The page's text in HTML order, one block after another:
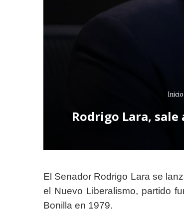
Inicio
Rodrigo Lara,
El Senador Rodrigo Lara se
el Nuevo Liberalismo, partido
Bonilla en 1979.